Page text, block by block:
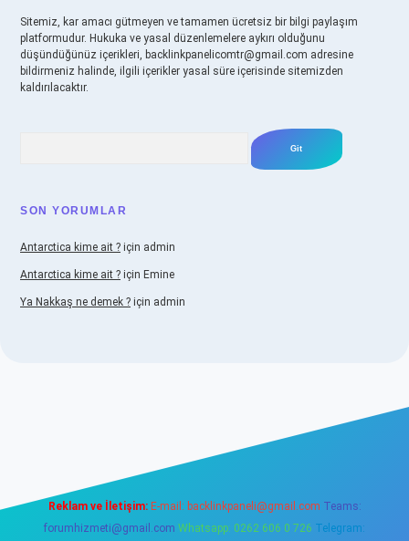
Sitemiz, kar amacı gütmeyen ve tamamen ücretsiz bir bilgi paylaşım
platformudur. Hukuka ve yasal düzenlemelere aykırı olduğunu
düşündüğünüz içerikleri, backlinkpanelicomtr@gmail.com adresine
bildirmeniz halinde, ilgili içerikler yasal süre içerisinde sitemizden
kaldırılacaktır.
SON YORUMLAR
Antarctica kime ait ? için admin
Antarctica kime ait ? için Emine
Ya Nakkaş ne demek ? için admin
Reklam ve İletişim: E-mail: backlinkpaneli@gmail.com Teams:
forumhizmeti@gmail.com Whatsapp: 0262 606 0 726 Telegram: